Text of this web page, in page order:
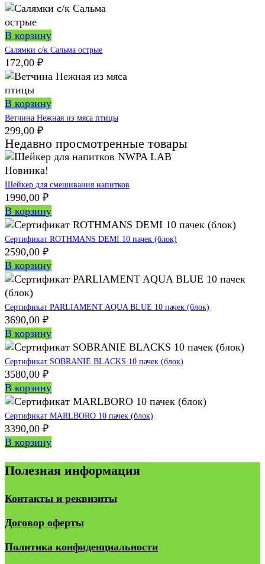
В корзину
Салямки с/к Сальма острые
172,00 ₽
В корзину
Ветчина Нежная из мяса птицы
299,00 ₽
Недавно просмотренные товары
Новинка!
Шейкер для смешивания напитков
1990,00 ₽
В корзину
Сертификат ROTHMANS DEMI 10 пачек (блок)
2590,00 ₽
В корзину
Сертификат PARLIAMENT AQUA BLUE 10 пачек (блок)
3690,00 ₽
В корзину
Сертификат SOBRANIE BLACKS 10 пачек (блок)
3580,00 ₽
В корзину
Сертификат MARLBORO 10 пачек (блок)
3390,00 ₽
В корзину
Полезная информация
Контакты и реквизиты
Договор оферты
Политика конфиденциальности